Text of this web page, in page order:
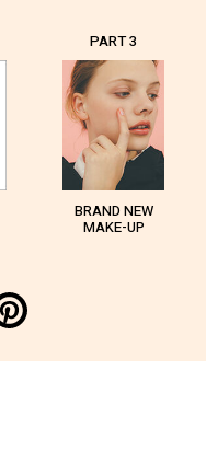
PART 3
BRAND NEW
MAKE-UP